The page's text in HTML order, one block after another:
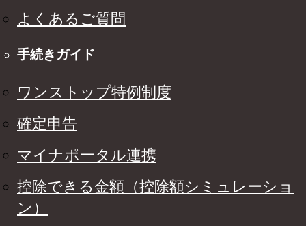
よくあるご質問
手続きガイド
ワンストップ特例制度
確定申告
マイナポータル連携
控除できる金額（控除額シミュレーショ
ン）